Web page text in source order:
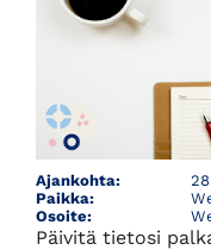
Ajankohta:
Paikka:
Osoite:
Päivitä tietosi